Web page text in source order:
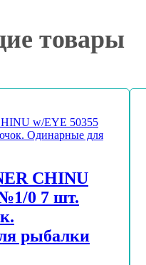
товары
CHINU
0 7 шт.
рыбалки